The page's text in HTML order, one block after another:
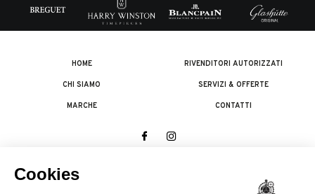
HOME
CHI SIAMO
MARCHE
RIVENDITORI AUTORIZZATI
SERVIZI & OFFERTE
CONTATTI